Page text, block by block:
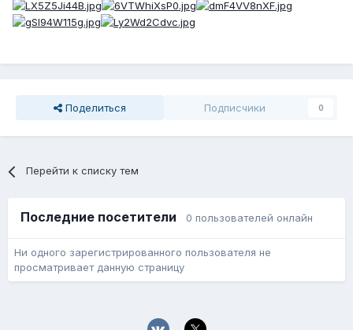
Поделиться Подписчики 0
Перейти к списку тем
Последние посетители 0 пользователей онлайн
Ни одного зарегистрированного пользователя не
просматривает данную страницу